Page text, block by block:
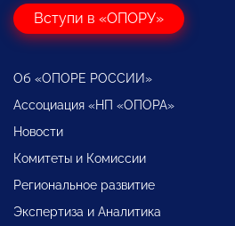
Вступи в «ОПОРУ»
Об «ОПОРЕ РОССИИ»
Ассоциация «НП «ОПОРА»
Новости
Комитеты и Комиссии
Региональное развитие
Экспертиза и Аналитика